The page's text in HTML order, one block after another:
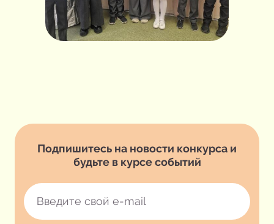
Подпишитесь на новости конкурса и
будьте в курсе событий